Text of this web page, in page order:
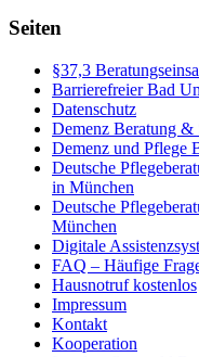
Seiten
§37,3
Barrierefreier Bad
Datenschutz
Demenz Beratung &
Demenz und Pflege
Deutsche
in München
Deutsche
München
Digitale
FAQ – Häufige
Hausnotruf kostenlos
Impressum
Kontakt
Kooperation